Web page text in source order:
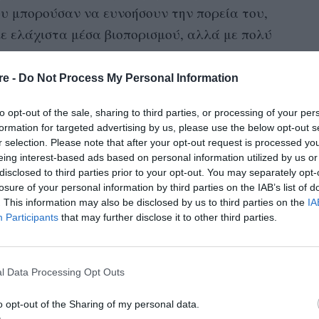
- Do Not Process My Personal Information
opt-out of the sale, sharing to third parties, or processing of your
for targeted advertising by us, please use the below opt-out
selection. Please note that after your opt-out request is processed
interest-based ads based on personal information utilized by us
to third parties prior to your opt-out. You may separately
of your personal information by third parties on the IAB’s list of
This information may also be disclosed by us to third parties on the
Participants that may further disclose it to other third parties.
Data Processing Opt Outs
opt-out of the Sharing of my personal data.
μπορούσαν να ευνοήσουν την πορεία του,
ελάχιστα μέσα βιοπορισμού, αλλά με πολύ
τα εμπόδια και να κερδίσει μεταξύ
Valuable Player) τoυ NBA και μια φορά το
το 2021 συμπεριλήφθηκε στη επετειακή
της ιστορίας του ΝΒΑ. Αξιόλογη πορεία στο
αδέρφια (Θανάσης, Κώστας και Άλεξ)
είχε μείνει πίσω στη Νιγηρία και
τη μουσική.